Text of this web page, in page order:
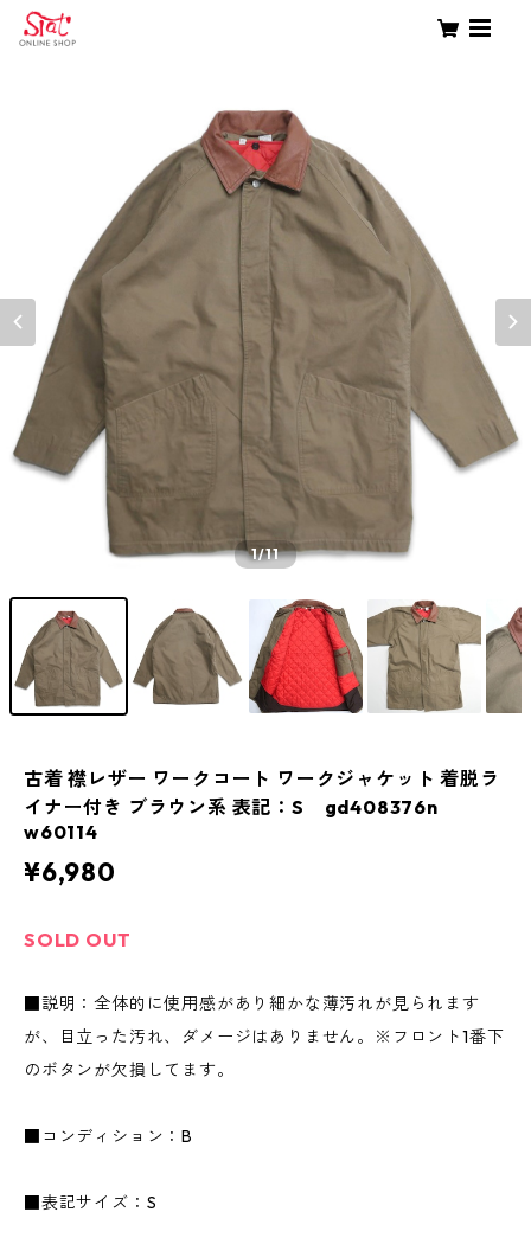
1/11
古着 襟レザー ワークコート ワークジャケット 着脱ラ
イナー付き ブラウン系 表記：S gd408376n
w60114
¥6,980
SOLD OUT
■説明：全体的に使用感があり細かな薄汚れが見られます
が、目立った汚れ、ダメージはありません。※フロント1番下
のボタンが欠損してます。
■コンディション：B
■表記サイズ：S